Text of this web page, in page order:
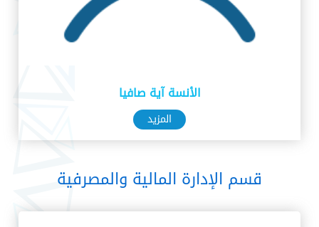
الأنسة آية صافيا
المزيد
قسم الإدارة المالية والمصرفية